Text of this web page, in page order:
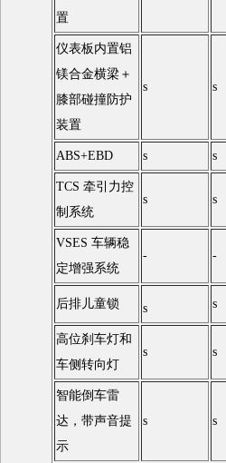
置
仪表板内置铝
镁合金横梁＋
膝部碰撞防护
装置
s s
ABS+EBD s s
TCS 牵引力控
制系统
s s
VSES 车辆稳
定增强系统
- -
后排儿童锁 s s
高位刹车灯和
车侧转向灯
s s
智能倒车雷
达，带声音提
示
s s